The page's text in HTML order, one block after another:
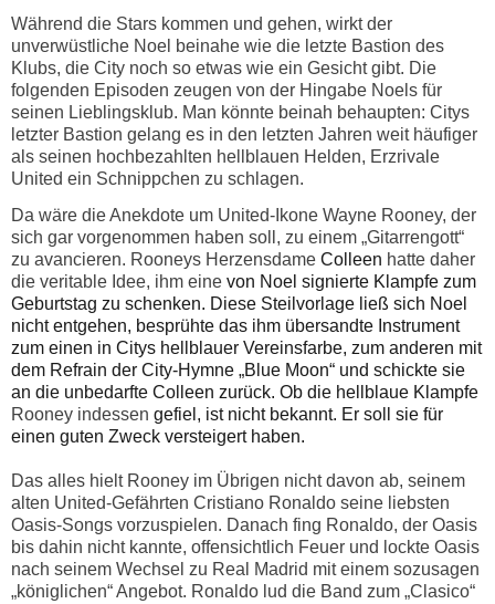
Während die Stars kommen und gehen, wirkt der
unverwüstliche Noel beinahe wie die letzte Bastion des
Klubs, die City noch so etwas wie ein Gesicht gibt. Die
folgenden Episoden zeugen von der Hingabe Noels für
seinen Lieblingsklub. Man könnte beinah behaupten: Citys
letzter Bastion gelang es in den letzten Jahren weit häufiger
als seinen hochbezahlten hellblauen Helden, Erzrivale
United ein Schnippchen zu schlagen.
Da wäre die Anekdote um United-Ikone Wayne Rooney, der
sich gar vorgenommen haben soll, zu einem „Gitarrengott“
zu avancieren. Rooneys Herzensdame Colleen hatte daher
die veritable Idee, ihm eine von Noel signierte Klampfe zum
Geburtstag zu schenken. Diese Steilvorlage ließ sich Noel
nicht entgehen, besprühte das ihm übersandte Instrument
zum einen in Citys hellblauer Vereinsfarbe, zum anderen mit
dem Refrain der City-Hymne „Blue Moon“ und schickte sie
an die unbedarfte Colleen zurück. Ob die hellblaue Klampfe
Rooney indessen gefiel, ist nicht bekannt. Er soll sie für
einen guten Zweck versteigert haben.
Das alles hielt Rooney im Übrigen nicht davon ab, seinem
alten United-Gefährten Cristiano Ronaldo seine liebsten
Oasis-Songs vorzuspielen. Danach fing Ronaldo, der Oasis
bis dahin nicht kannte, offensichtlich Feuer und lockte Oasis
nach seinem Wechsel zu Real Madrid mit einem sozusagen
„königlichen“ Angebot. Ronaldo lud die Band zum „Clasico“